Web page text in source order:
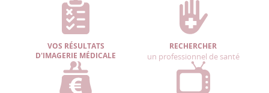
VOS RÉSULTATS
D'IMAGERIE MÉDICALE
RECHERCHER
un professionnel de santé